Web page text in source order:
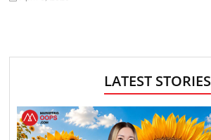
LATEST STORIES